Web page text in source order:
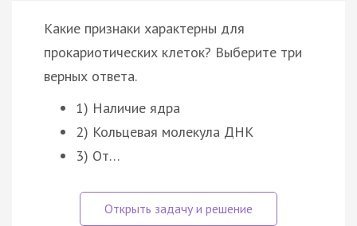
Какие признаки характерны для
прокариотических клеток? Выберите три
верных ответа.
1) Наличие ядра
2) Кольцевая молекула ДНК
3) От…